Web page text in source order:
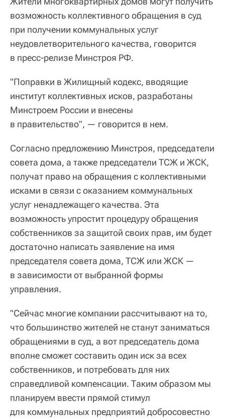
возможность коллективного обращения в суд
при получении коммунальных услуг
неудовлетворительного качества, говорится
в пресс-релизе Минстроя РФ.
"Поправки в Жилищный кодекс, вводящие
институт коллективных исков, разработаны
Минстроем России и внесены
в правительство", — говорится в нем.
Согласно предложению Минстроя, председатели
совета дома, а также председатели ТСЖ и ЖСК,
получат право на обращения с коллективными
исками в связи с оказанием коммунальных
услуг ненадлежащего качества. Эта
возможность упростит процедуру обращения
собственников за защитой своих прав, им будет
достаточно написать заявление на имя
председателя совета дома, ТСЖ или ЖСК —
в зависимости от выбранной формы
управления.
"Сейчас многие компании рассчитывают на то,
что большинство жителей не станут заниматься
обращениями в суд, а вот председатель дома
вполне сможет составить один иск за всех
собственников, и потребовать для них
справедливой компенсации. Таким образом мы
планируем ввести прямой стимул
для коммунальных предприятий добросовестно